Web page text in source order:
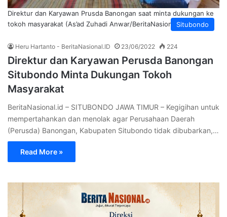
Situbondo
Direktur dan Karyawan Prusda Banongan saat minta dukungan ke
tokoh masyarakat (As’ad Zuhadi Anwar/BeritaNasional.id)
Heru Hartanto - BeritaNasional.ID 23/06/2022 224
Direktur dan Karyawan Perusda Banongan
Situbondo Minta Dukungan Tokoh
Masyarakat
BeritaNasional.id – SITUBONDO JAWA TIMUR – Kegigihan untuk
mempertahankan dan menolak agar Perusahaan Daerah
(Perusda) Banongan, Kabupaten Situbondo tidak dibubarkan,…
Read More »